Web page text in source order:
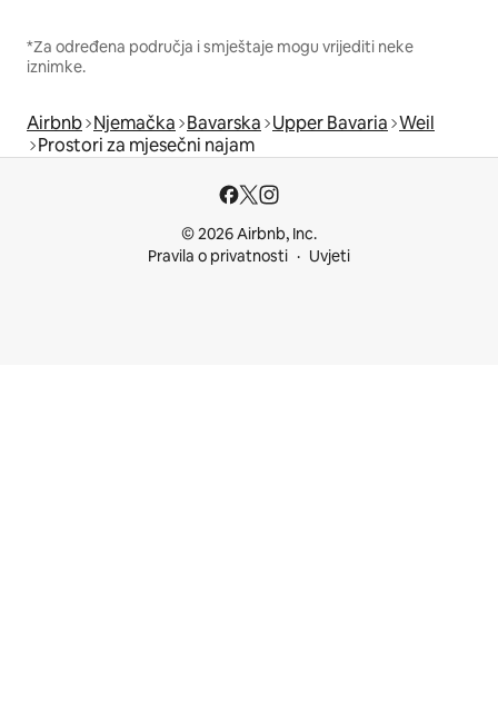
*Za određena područja i smještaje mogu vrijediti neke
iznimke.
Airbnb Njemačka Bavarska Upper Bavaria Weil
Prostori za mjesečni najam
© 2026 Airbnb, Inc.
Pravila o privatnosti
Uvjeti